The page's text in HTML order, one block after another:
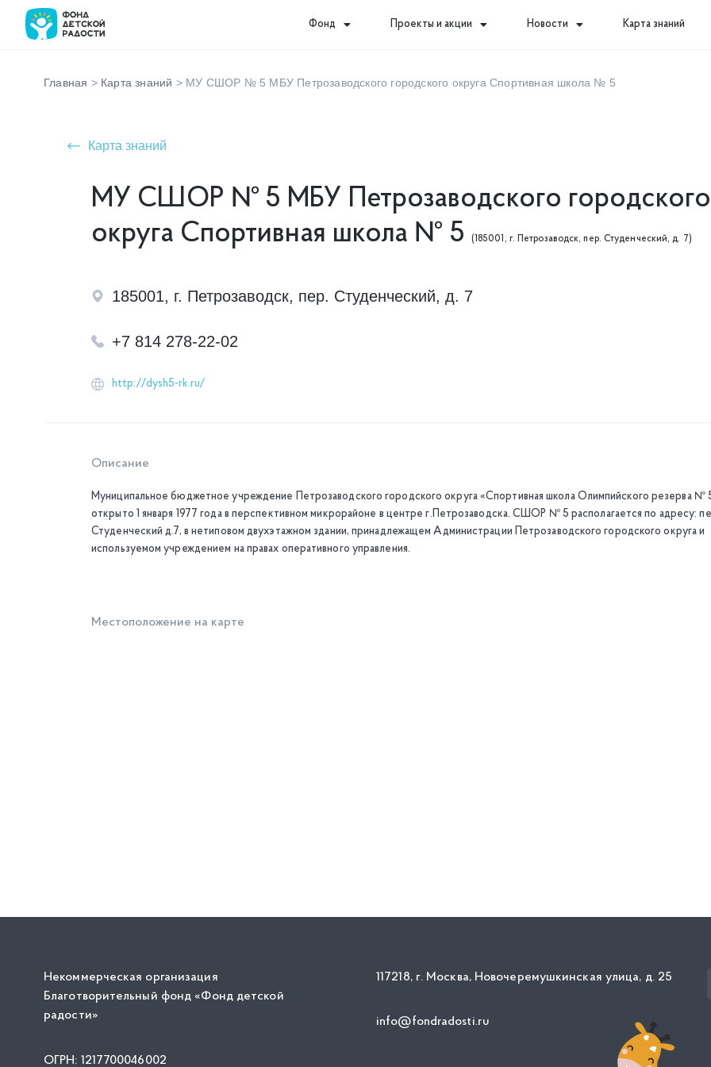
Фонд Проекты и акции Новости Карта знаний
Главная > Карта знаний > МУ СШОР № 5 МБУ Петрозаводского городского округа Спортивная школа № 5
Карта знаний
МУ СШОР № 5 МБУ Петрозаводского городского
округа Спортивная школа № 5
(185001, г. Петрозаводск, пер. Студенческий, д. 7)
185001, г. Петрозаводск, пер. Студенческий, д. 7
+7 814 278-22-02
http://dysh5-rk.ru/
Описание
Муниципальное бюджетное учреждение Петрозаводского городского округа «Спортивная школа Олимпийского резерва №
открыто 1 января 1977 года в перспективном микрорайоне в центре г.Петрозаводска. СШОР № 5 располагается по адресу:
Студенческий д.7, в нетиповом двухэтажном здании, принадлежащем Администрации Петрозаводского городского округа и
используемом учреждением на правах оперативного управления.
Местоположение на карте
Некоммерческая организация
Благотворительный фонд «Фонд детской
радости»
ОГРН: 1217700046002
117218, г. Москва, Новочеремушкинская улица, д. 25
info@fondradosti.ru